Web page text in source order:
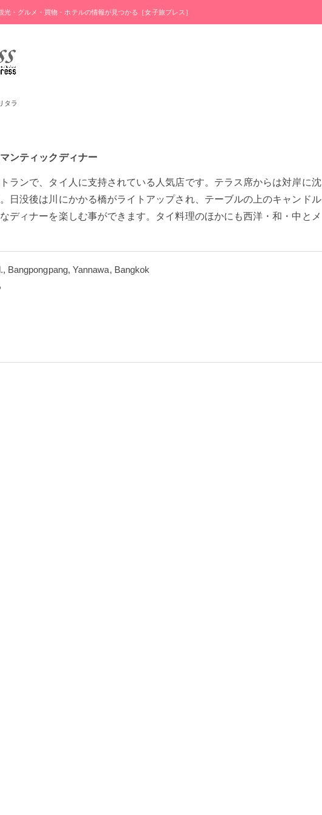
・グルメ・買物・ホテルの情報が見つかる［女子旅プレス］
タラ
ンティックディナー
ランで、タイ人に支持されている人気店です。テラス席からは対岸に沈
日没後は川にかかる橋がライトアップされ、テーブルの上のキャンドル
ディナーを楽しむ事ができます。タイ料理のほかにも西洋・和・中とメ
Bangpongpang, Yannawa, Bangkok